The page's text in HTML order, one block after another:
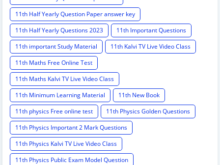
11th Half Yearly Question Paper answer key
11th Half Yearly Questions 2023
11th Important Questions
11th important Study Material
11th Kalvi TV Live Video Class
11th Maths Free Online Test
11th Maths Kalvi TV Live Video Class
11th Minimum Learning Material
11th New Book
11th physics Free online test
11th Physics Golden Questions
11th Physics Important 2 Mark Questions
11th Physics Kalvi TV Live Video Class
11th Physics Public Exam Model Question